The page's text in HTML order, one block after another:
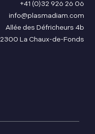
+41 (0)32 926 26 06
info@plasmadiam.com
Allée des Défricheurs 4b
2300 La Chaux-de-Fonds